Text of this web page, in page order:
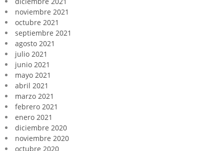
noviembre 2021
octubre 2021
septiembre 2021
agosto 2021
julio 2021
junio 2021
mayo 2021
abril 2021
marzo 2021
febrero 2021
enero 2021
diciembre 2020
noviembre 2020
octubre 2020